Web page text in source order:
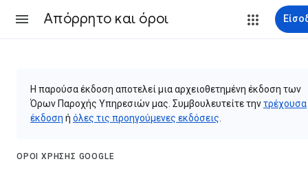
Απόρρητο και όροι
Η παρούσα έκδοση αποτελεί μια αρχειοθετημένη έκδοση των
Όρων Παροχής Υπηρεσιών μας. Συμβουλευτείτε τηντρέχουσα
έκδοση ή όλες τις προηγούμενες εκδόσεις
ΌΡΟΙ ΧΡΉΣΗΣ GOOGLE